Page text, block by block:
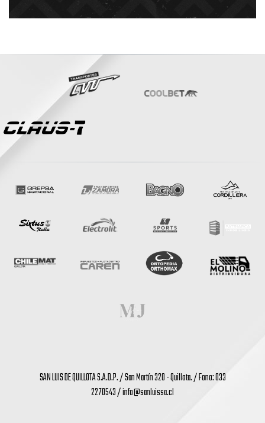
SAN LUIS DE QUILLOTA S.A.D.P. / San Martín 320 - Quillota. / Fono: 033
2270543 /info@sanluissa.cl